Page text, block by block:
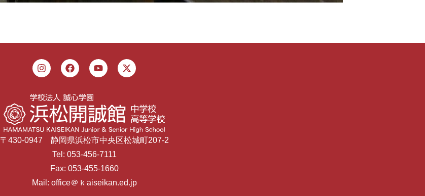
〒430-0947 静岡県浜松市中央区松城町207-2
Tel: 053-456-7111
Fax: 053-455-1660
Mail: office＠ｋaiseikan.ed.jp